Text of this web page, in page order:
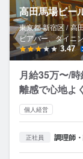
高田馬場ビー
東京都 新宿区 / 高
ビアバー、ダイニ
3.47
月給35万〜/
離感で心地よ
個人経営
正社員 調理師